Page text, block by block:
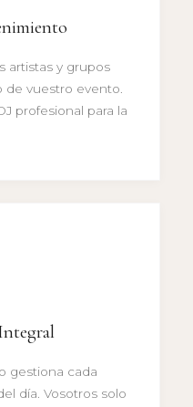
artistas y grupos
de vuestro evento.
profesional para la
gestiona cada
día. Vosotros solo